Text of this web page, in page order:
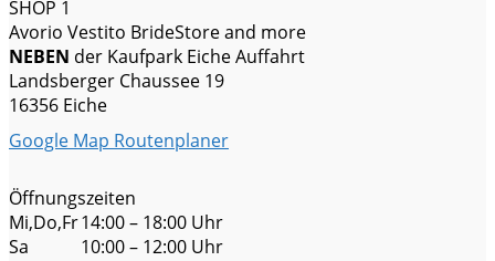
SHOP 1
Avorio Vestito BrideStore and more
NEBEN der Kaufpark Eiche Auffahrt
Landsberger Chaussee 19
16356 Eiche
Google Map Routenplaner
Öffnungszeiten
Mi,Do,Fr
Sa
14:00 – 18:00 Uhr
10:00 – 12:00 Uhr